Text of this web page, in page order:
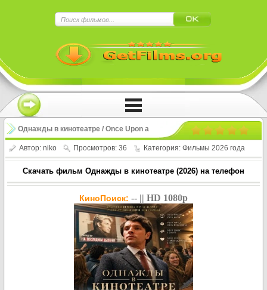
Однажды в кинотеатре / Once Upon a
Time in a Cinema (2026)
Автор: niko Просмотров: 36 Категория: Фильмы 2026 года
Скачать фильм Однажды в кинотеатре (2026) на телефон
КиноПоиск: -- || HD 1080p
Нажмите на
!!!Если Вы с телефона сперва нажмите на
троеточие в правом верхнем углу!!!